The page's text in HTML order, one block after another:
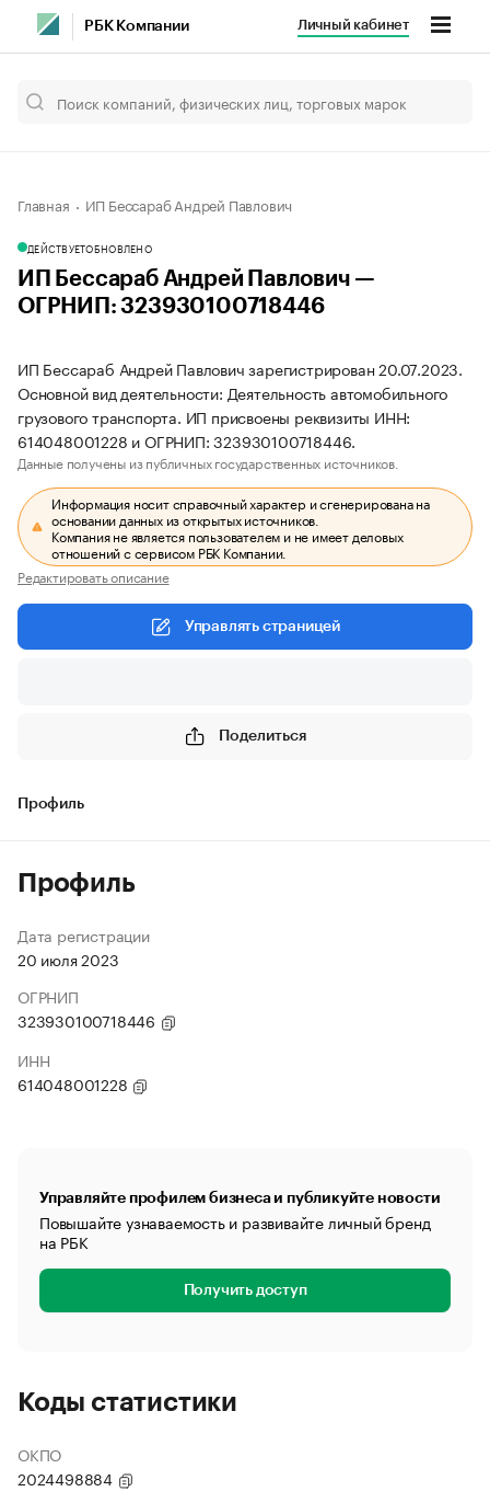
РБК Компании Личный кабинет
Главная ИП Бессараб Андрей Павлович
ДЕЙСТВУЕТОБНОВЛЕНО
ИП Бессараб Андрей Павлович —
ОГРНИП: 323930100718446
ИП Бессараб Андрей Павлович зарегистрирован 20.07.2023.
Основной вид деятельности: Деятельность автомобильного
грузового транспорта. ИП присвоены реквизиты ИНН:
614048001228 и ОГРНИП: 323930100718446.
Данные получены из публичных государственных источников.
Информация носит справочный характер и сгенерирована на
основании данных из открытых источников.
Компания не является пользователем и не имеет деловых
отношений с сервисом РБК Компании.
Редактировать описание
Управлять страницей
Поделиться
Профиль
Профиль
Дата регистрации
20 июля 2023
ОГРНИП
323930100718446
ИНН
614048001228
Управляйте профилем бизнеса и публикуйте новости
Повышайте узнаваемость и развивайте личный бренд
на РБК
Получить доступ
Коды статистики
ОКПО
2024498884